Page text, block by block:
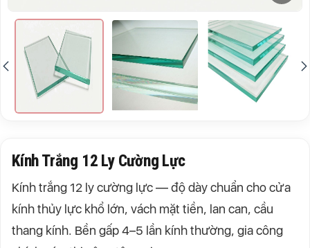
Kính Trắng 12 Ly Cường Lực
Kính trắng 12 ly cường lực — độ dày chuẩn cho cửa
kính thủy lực khổ lớn, vách mặt tiền, lan can, cầu
thang kính. Bền gấp 4–5 lần kính thường, gia công